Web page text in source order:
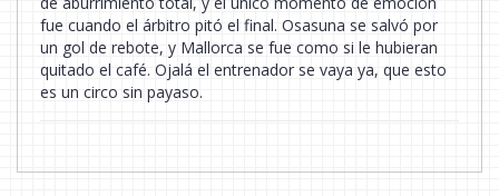
fue cuando el árbitro pitó el final. Osasuna se salvó por
un gol de rebote, y Mallorca se fue como si le hubieran
quitado el café. Ojalá el entrenador se vaya ya, que esto
es un circo sin payaso.